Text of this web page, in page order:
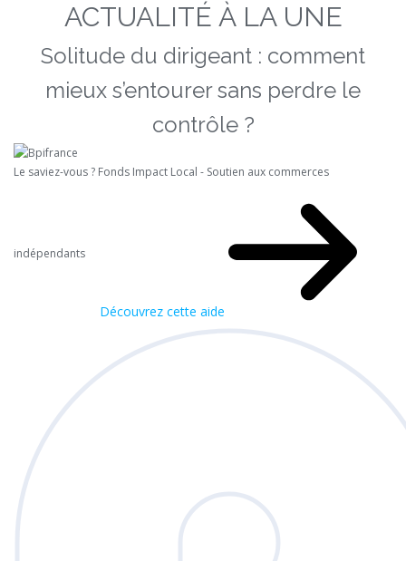
ACTUALITÉ À LA UNE
Solitude du dirigeant : comment
mieux s’entourer sans perdre le
contrôle ?
Le saviez-vous ? Fonds Impact Local - Soutien aux commerces
indépendants
Découvrez cette aide